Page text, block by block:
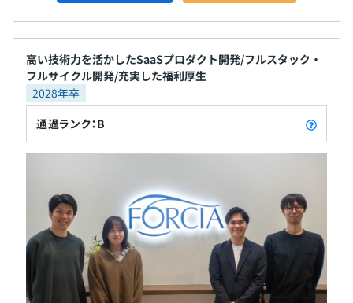
高い技術力を活かしたSaaSプロダクト開発/フルスタック・
フルサイクル開発/充実した福利厚生
2028年卒
通過ランク：B